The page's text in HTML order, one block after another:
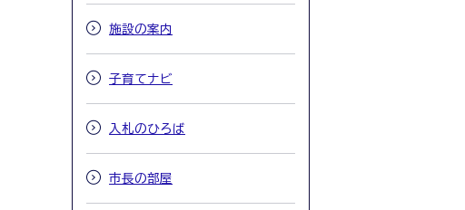
施設の案内
子育てナビ
入札のひろば
市長の部屋